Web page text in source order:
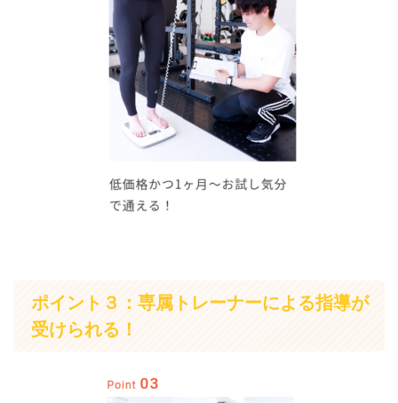
ポイント３：専属トレーナーによる指導が
受けられる！